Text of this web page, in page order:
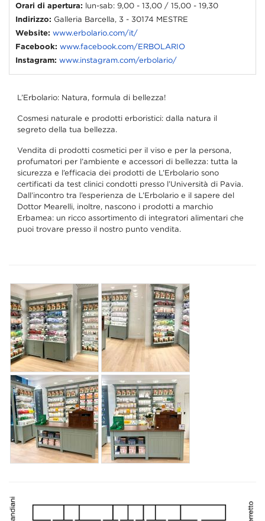
Orari di apertura: lun-sab: 9,00 - 13,00 / 15,00 - 19,30
Indirizzo: Galleria Barcella, 3 - 30174 MESTRE
Website: www.erbolario.com/it/
Facebook: www.facebook.com/ERBOLARIO
Instagram: www.instagram.com/erbolario/
L’Erbolario: Natura, formula di bellezza!
Cosmesi naturale e prodotti erboristici: dalla natura il
segreto della tua bellezza.
Vendita di prodotti cosmetici per il viso e per la persona,
profumatori per l’ambiente e accessori di bellezza: tutta la
sicurezza e l’efficacia dei prodotti de L’Erbolario sono
certificati da test clinici condotti presso l’Università di Pavia.
Dall’incontro tra l’esperienza de L’Erbolario e il sapere del
Dottor Mearelli, inoltre, nascono i prodotti a marchio
Erbamea: un ricco assortimento di integratori alimentari che
puoi trovare presso il nostro punto vendita.